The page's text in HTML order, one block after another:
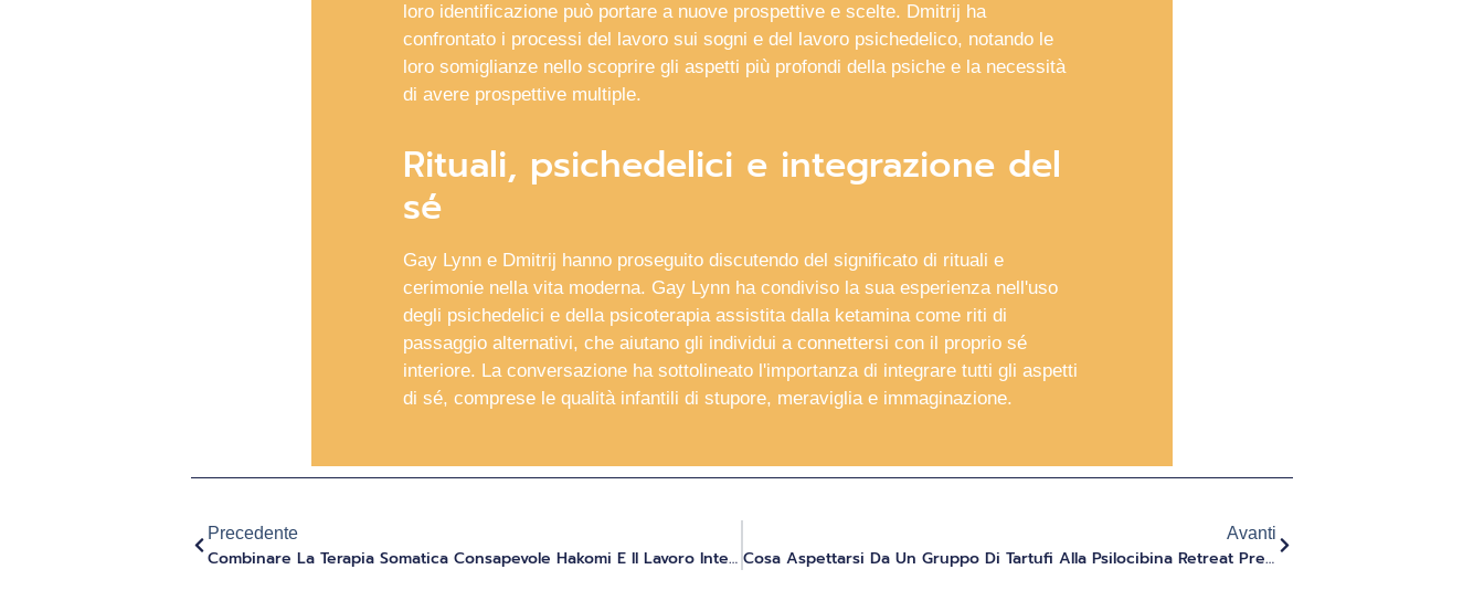
loro identificazione può portare a nuove prospettive e scelte. Dmitrij ha
confrontato i processi del lavoro sui sogni e del lavoro psichedelico, notando le
loro somiglianze nello scoprire gli aspetti più profondi della psiche e la necessità
di avere prospettive multiple.
Rituali, psichedelici e integrazione del
sé
Gay Lynn e Dmitrij hanno proseguito discutendo del significato di rituali e
cerimonie nella vita moderna. Gay Lynn ha condiviso la sua esperienza nell'uso
degli psichedelici e della psicoterapia assistita dalla ketamina come riti di
passaggio alternativi, che aiutano gli individui a connettersi con il proprio sé
interiore. La conversazione ha sottolineato l'importanza di integrare tutti gli aspetti
di sé, comprese le qualità infantili di stupore, meraviglia e immaginazione.
Precedente
Combinare La Terapia Somatica Consapevole Hakomi E Il Lavoro Interiore Assistito Da Psichedelici
Avanti
Cosa Aspettarsi Da Un Gruppo Di Tartufi Alla Psilocibina Retreat Presso Evolute Institute Nel 2025